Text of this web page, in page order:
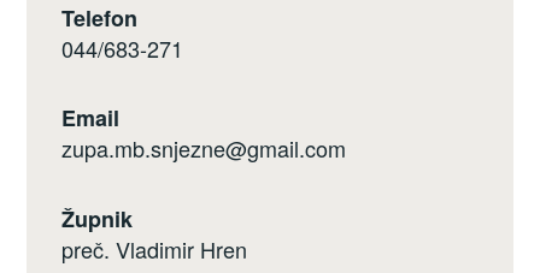
Telefon
044/683-271
Email
zupa.mb.snjezne@gmail.com
Župnik
preč. Vladimir Hren